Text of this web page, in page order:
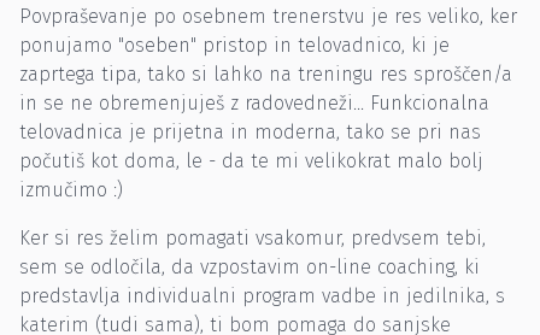
Povpraševanje po osebnem trenerstvu je res veliko, ker
ponujamo "oseben" pristop in telovadnico, ki je
zaprtega tipa, tako si lahko na treningu res sproščen/a
in se ne obremenjuješ z radovedneži... Funkcionalna
telovadnica je prijetna in moderna, tako se pri nas
počutiš kot doma, le - da te mi velikokrat malo bolj
izmučimo :)
Ker si res želim pomagati vsakomur, predvsem tebi,
sem se odločila, da vzpostavim on-line coaching, ki
predstavlja individualni program vadbe in jedilnika, s
katerim (tudi sama), ti bom pomaga do sanjske